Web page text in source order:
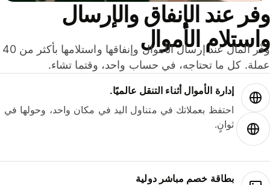
عند الإنفاق والإرسال
الأموال
وفّر المال عند إرسال الأموال وإنفاقها واستلامها بأكثر من 40
كل ما تحتاجه، في حساب واحد، وقتما تشاء.
إدارة الأموال أثناء التنقل عالميًا.
احتفظ بعملاتك في متناول اليد في مكان واحد، وحولها في
ثوانٍ.
بطاقة خصم مباشر دولية